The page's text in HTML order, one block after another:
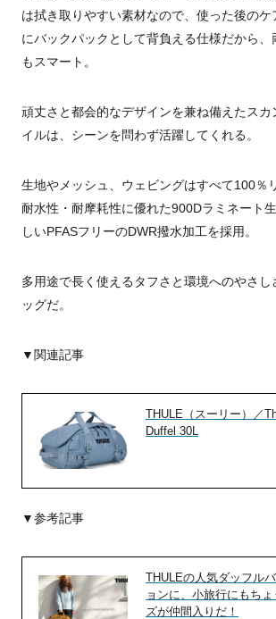
は拭き取りやすい素材なので、使った後のケ
にバックパックとして背負える仕様だから、
もスマート。
頑丈さと都会的なデザインを兼ね備えたスカ
イルは、シーンを問わず活躍してくれる。
生地やメッシュ、ウェビングはすべて100％
耐水性・耐摩耗性に優れた900Dラミネート
しいPFASフリーのDWR撥水加工を採用。
多用途で長く使えるタフさと環境へのやさ
ッグだ。
▼関連記事
THULE（スーリー）／
Duffel 30L
▼参考記事
THULEの人気ダッフル
ョンに、小旅行にもち
ズが仲間入りだ！